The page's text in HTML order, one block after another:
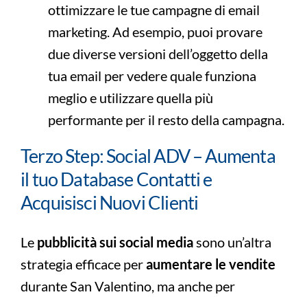
ottimizzare le tue campagne di email
marketing. Ad esempio, puoi provare
due diverse versioni dell’oggetto della
tua email per vedere quale funziona
meglio e utilizzare quella più
performante per il resto della campagna.
Terzo Step: Social ADV – Aumenta
il tuo Database Contatti e
Acquisisci Nuovi Clienti
Le pubblicità sui social mediasono un’altra
strategia efficace peraumentare le vendite
durante San Valentino, ma anche per